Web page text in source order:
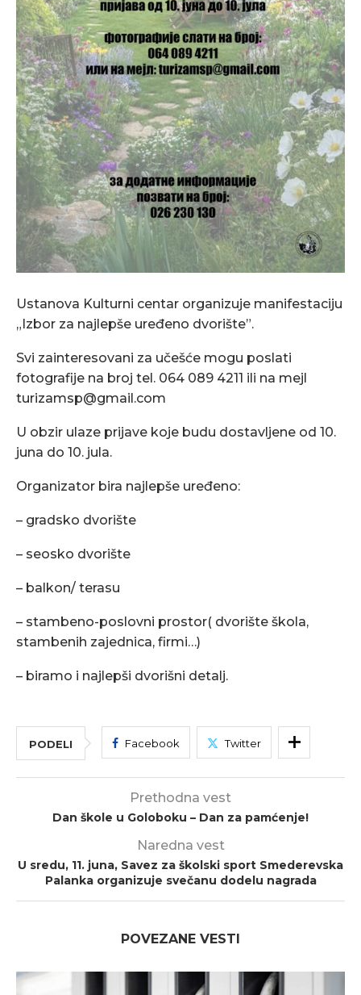
Ustanova Kulturni centar organizuje manifestaciju
„Izbor za najlepše uređeno dvorište”.
Svi zainteresovani za učešće mogu poslati
fotografije na broj tel. 064 089 4211 ili na mejl
turizamsp@gmail.com
U obzir ulaze prijave koje budu dostavljene od 10.
juna do 10. jula.
Organizator bira najlepše uređeno:
– gradsko dvorište
– seosko dvorište
– balkon/ terasu
– stambeno-poslovni prostor( dvorište škola,
stambenih zajednica, firmi…)
– biramo i najlepši dvorišni detalj.
PODELI Facebook Twitter
Prethodna vest
Dan škole u Goloboku – Dan za pamćenje!
Naredna vest
U sredu, 11. juna, Savez za školski sport Smederevska
Palanka organizuje svečanu dodelu nagrada
POVEZANE VESTI